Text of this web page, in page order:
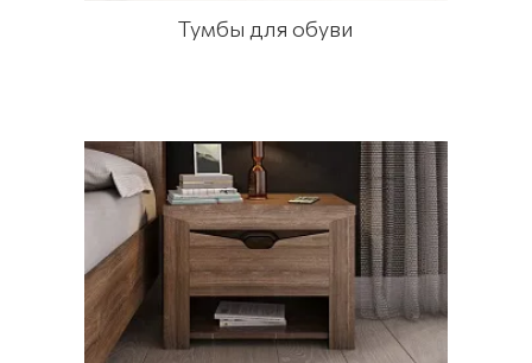
Тумбы для обуви